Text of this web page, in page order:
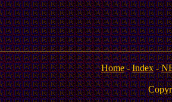
Home-Index-